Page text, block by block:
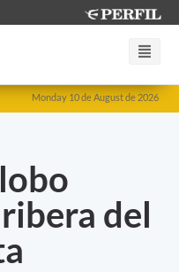
Monday 10 de August de 2026
del